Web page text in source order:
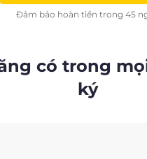
Đảm bảo hoàn tiền trong 45
có trong
ký